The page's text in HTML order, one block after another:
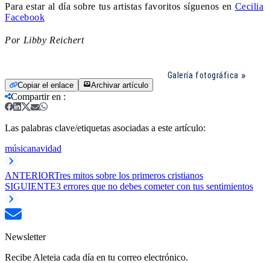
Para estar al día sobre tus artistas favoritos síguenos en Cecilia
Facebook
Por Libby Reichert
Galería fotográfica
Copiar el enlace Archivar artículo
Compartir en :
Las palabras clave/etiquetas asociadas a este artículo:
músicanavidad
ANTERIORTres mitos sobre los primeros cristianos
SIGUIENTE3 errores que no debes cometer con tus sentimientos
Newsletter
Recibe Aleteia cada día en tu correo electrónico.